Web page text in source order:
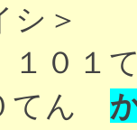
シ＞
０１
ん